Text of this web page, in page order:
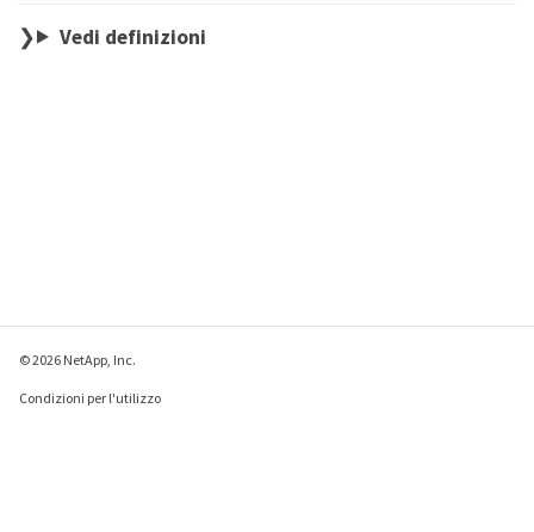
Vedi definizioni
© 2026 NetApp, Inc.
Condizioni per l'utilizzo